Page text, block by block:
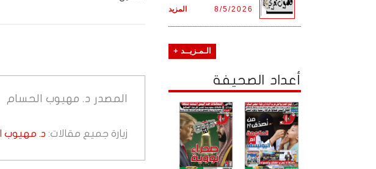
المصدر د. مهيوب الحسام
زيارة جميع مقالات: د. مهيوب
المزيد 8/5/2026
الـمـزيــد +
أعداد الصحيفة